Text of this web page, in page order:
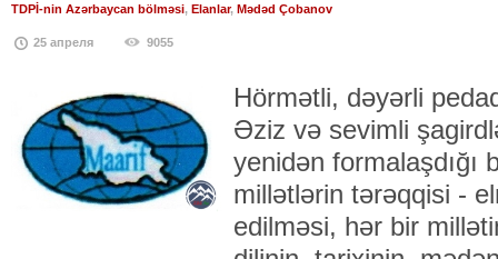
TDPİ-nin Azərbaycan bölməsi, Elanlar, Mədəd Çobanov
25 апреля 9055
Hörmətli, dəyərli
Əziz və sevimli
yenidən formalaşdığı
millətlərin tərəqqisi -
edilməsi, hər bir